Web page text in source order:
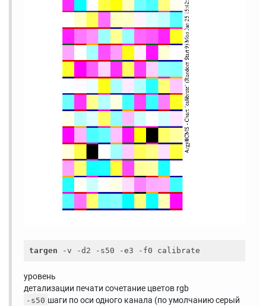
targen
уровень
детализации печати сочетание цветов rgb
-s50 шаги по оси одного канала (по умолчанию серый